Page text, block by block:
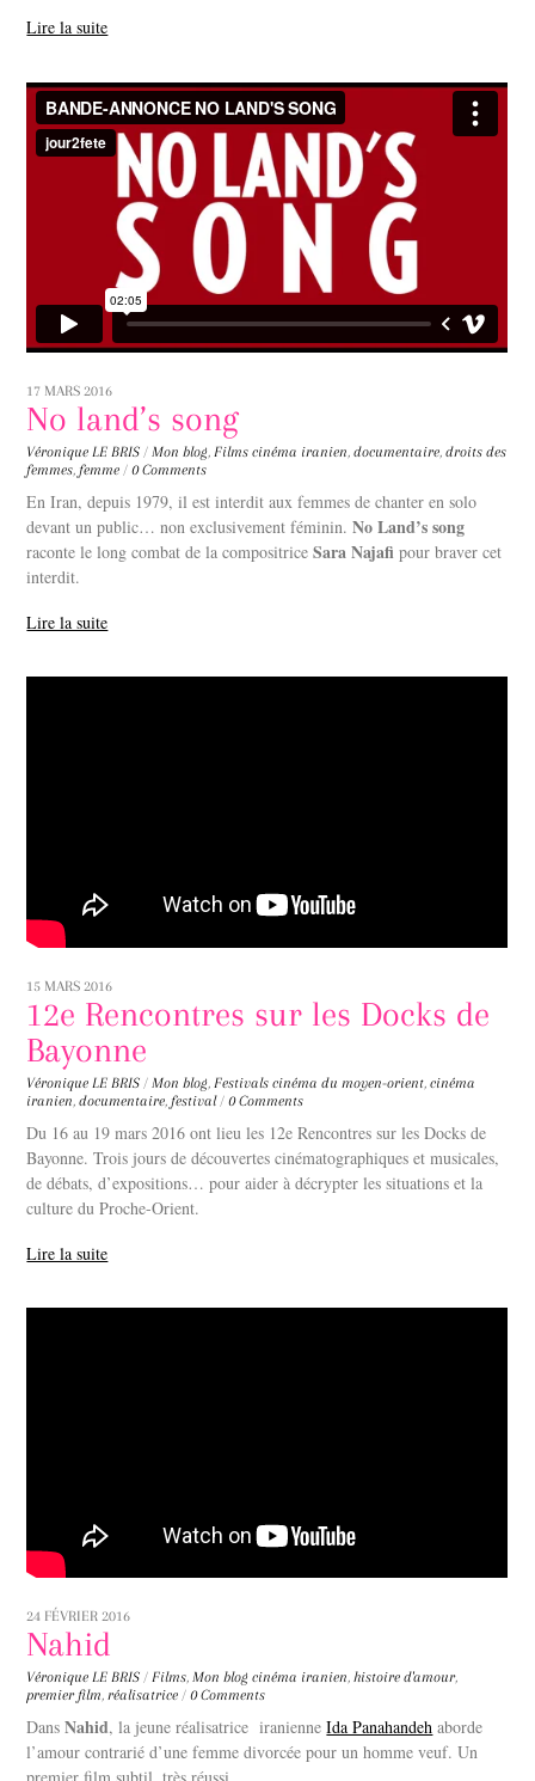
Lire la suite
17 MARS 2016
No land’s song
Véronique LE BRIS / Mon blog,Films cinéma iranien,documentaire,droits des
femmes, femme / 0 Comments
En Iran, depuis 1979, il est interdit aux femmes de chanter en solo
devant un public… non exclusivement féminin.No Land’s song
raconte le long combat de la compositriceSara Najafi pour braver cet
interdit.
Lire la suite
15 MARS 2016
12e Rencontres sur les Docks de
Bayonne
Véronique LE BRIS / Mon blog, Festivals cinéma du moyen-orient,cinéma
iranien,documentaire, festival / 0 Comments
Du 16 au 19 mars 2016 ont lieu les 12e Rencontres sur les Docks de
Bayonne. Trois jours de découvertes cinématographiques et musicales,
de débats, d’expositions… pour aider à décrypter les situations et la
culture du Proche-Orient.
Lire la suite
24 FÉVRIER 2016
Nahid
Véronique LE BRIS / Films,Mon blog cinéma iranien,histoire d'amour,
premier film,réalisatrice / 0 Comments
DansNahid, la jeune réalisatrice iranienneIda Panahandeh aborde
l’amour contrarié d’une femme divorcée pour un homme veuf. Un